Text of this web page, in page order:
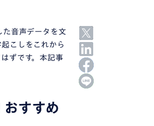
た音声データを文
こしをこれから
ずです。本記事
すすめ